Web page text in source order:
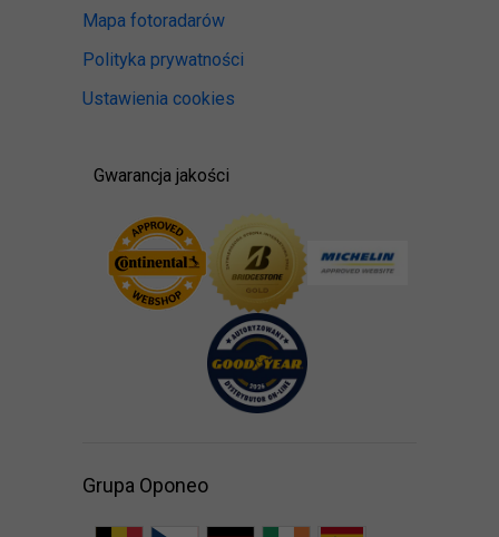
Mapa fotoradarów
Polityka prywatności
Ustawienia cookies
Gwarancja jakości
Grupa Oponeo